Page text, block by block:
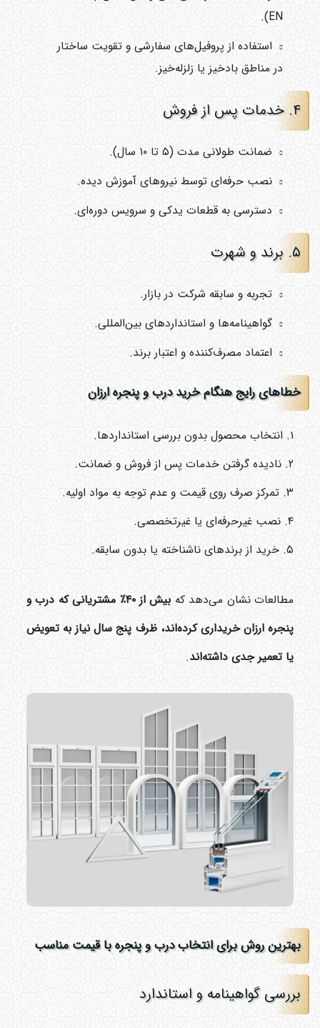
EN).
استفاده از پروفیل‌های سفارشی و تقویت ساختار
در مناطق بادخیز یا زلزله‌خیز.
۴. خدمات پس از فروش
ضمانت طولانی مدت (۵ تا ۱۰ سال).
نصب حرفه‌ای توسط نیروهای آموزش دیده.
دسترسی به قطعات یدکی و سرویس دوره‌ای.
۵. برند و شهرت
تجربه و سابقه شرکت در بازار.
گواهینامه‌ها و استانداردهای بین‌المللی.
اعتماد مصرف‌کننده و اعتبار برند.
خطاهای رایج هنگام خرید درب و پنجره ارزان
۱. انتخاب محصول بدون بررسی استانداردها.
۲. نادیده گرفتن خدمات پس از فروش و ضمانت.
۳. تمرکز صرف روی قیمت و عدم توجه به مواد اولیه.
۴. نصب غیرحرفه‌ای یا غیرتخصصی.
۵. خرید از برندهای ناشناخته یا بدون سابقه.
مطالعات نشان می‌دهد که
بیش از ۴۰٪ مشتریانی که درب و
پنجره ارزان خریداری کرده‌اند، ظرف پنج سال نیاز به تعویض
یا تعمیر جدی داشته‌اند.
بهترین روش برای انتخاب درب و پنجره با قیمت مناسب
بررسی گواهینامه و استاندارد